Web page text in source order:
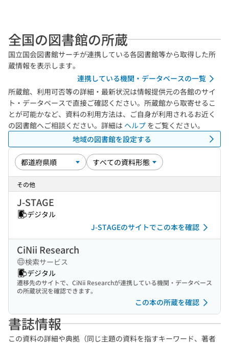
全国の図書館の所蔵
国立国会図書館サーチが連携している各図書館等から取得した所
蔵情報を表示します。
連携している機関・データベースの一覧
所蔵館、利用可否等の詳細・最新状況は情報提供元の各館のサイ
ト・データベースで直接ご確認ください。所蔵館から取寄せるこ
とが可能かなど、資料の利用方法は、ご自身が利用されるお近く
の図書館へご相談ください。詳細は ヘルプ をご覧ください。
地域の図書館を設定する
その他
J-STAGE
デジタル
J-STAGEのサイトでこの本を確認
CiNii Research
検索サービス
デジタル
遷移先のサイトで、CiNii Researchが連携している機関・データベース
の所蔵状況を確認できます。
この本の所蔵を確認
書誌情報
この資料の詳細や典拠（同じ主題の資料を指すキーワード、著者